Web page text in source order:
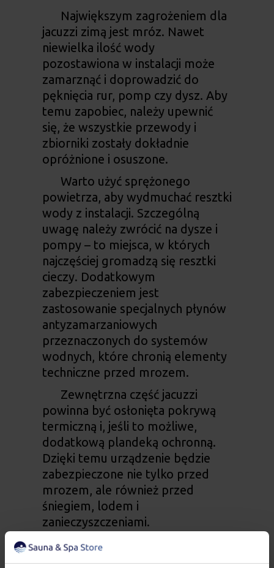
Największym zagrożeniem dla
jacuzzi zimą jest mróz. Nawet
niewielka ilość wody
pozostawiona w instalacji może
zamarznąć i doprowadzić do
pęknięcia rur, pomp czy dysz. Aby
temu zapobiec, należy upewnić
się, że wszystkie przewody i
zbiorniki zostały dokładnie
opróżnione i osuszone.
Warto użyć sprężonego
powietrza, aby wydmuchać resztki
wody z instalacji. Szczególną
uwagę należy zwrócić na dysze i
pompy – to miejsca, w których
najczęściej gromadzą się resztki
cieczy. Dodatkowym
zabezpieczeniem jest
zastosowanie specjalnych płynów
antyzamarzaniowych
przeznaczonych do systemów
wodnych, które chronią elementy
techniczne przed mrozem.
Zewnętrzna część jacuzzi
powinna być osłonięta pokrywą
termiczną i, jeśli to możliwe,
dodatkową plandeką ochronną.
Dzięki temu urządzenie będzie
zabezpieczone nie tylko przed
mrozem, ale również przed
śniegiem, lodem i
zanieczyszczeniami.
Dobre zabezpieczenie przed
zimą to gwarancja, że wiosną